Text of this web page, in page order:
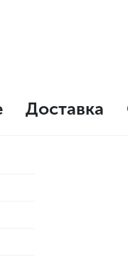
Доставка